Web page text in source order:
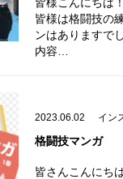
皆様は格闘技の
ンはありますで
内容…
2023.06.02 イン
格闘技マンガ
皆さんこんにち